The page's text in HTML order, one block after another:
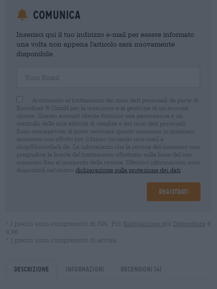
Comunica
Inserisci qui il tuo indirizzo e-mail per essere informato
una volta non appena l'articolo sarà nuovamente
disponibile.
Acconsento al trattamento dei miei dati personali da parte di
Bierothek ® GmbH per la creazione e la gestione di un account
cliente. Questo account cliente fornisce una panoramica e un
controllo delle mie attività di vendita e dei miei dati personali.
Sono consapevole di poter revocare questo consenso in qualsiasi
momento con effetto per il futuro inviando un'e-mail a
shop@bierothek.de. La informiamo che la revoca del consenso non
pregiudica la liceità del trattamento effettuato sulla base del suo
consenso fino al momento della revoca. Ulteriori informazioni sono
disponibili nel nostro dichiarazione sulla protezione dei dati
Registrati
* I prezzi sono comprensivi di IVA. Più Navigazione più Depositare €
0,96
* I prezzi sono comprensivi di accisa
Descrizione Informazioni Recensioni (4)